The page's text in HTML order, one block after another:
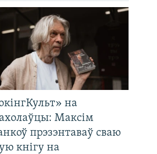
на
Максім
прэзэнтаваў сваю
кнігу на